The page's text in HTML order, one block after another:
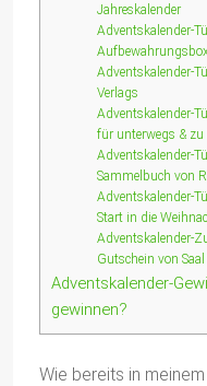
Jahreskalender
Adventskalender-
Adventskalender-
Verlags
Adventskalender-
für unterwegs & zu
Adventskalender-
Sammelbuch von
Adventskalender-
Start in die
Adventskalender-
Gutschein von Saal
Adventskalender-
gewinnen?
Wie bereits in